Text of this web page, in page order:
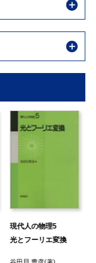
現代人の物理5
光とフーリエ変換